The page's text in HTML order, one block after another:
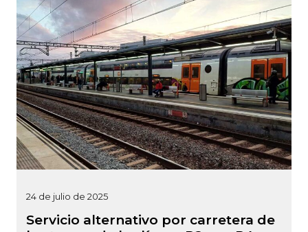
24 de julio de 2025
Servicio alternativo por carretera de